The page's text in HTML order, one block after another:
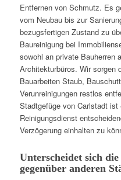
Entfernen von Schmutz. Es
vom Neubau bis zur
bezugsfertigen Zustand zu
Baureinigung bei
sowohl an private Bauherren
Architekturbüros. Wir sorgen
Bauarbeiten Staub,
Verunreinigungen restlos
Stadtgefüge von Carlstadt
Reinigungsdienst
Verzögerung einhalten zu
Unterscheidet sich
gegenüber anderen